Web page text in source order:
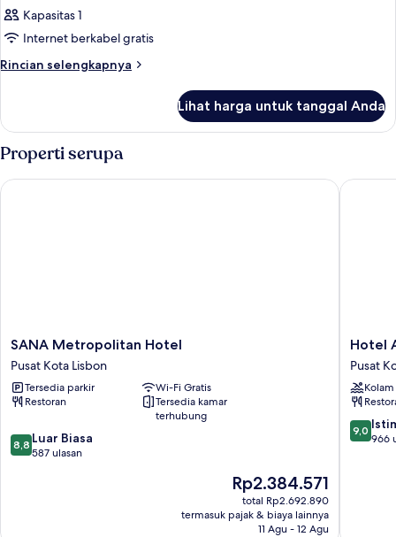
Kapasitas 1
Internet berkabel gratis
Rincian selengkapnya
Rincian
Kamar
Lihat harga untuk tanggal Anda
Properti serupa
SANA
Metropolitan
Hotel
Pusat
Kota
SANA Metropolitan Hotel
Pusat Kota Lisbon
Tersedia parkir
Wi-Fi Gratis
Restoran
Tersedia kamar
terhubung
8.8
dari
8,8 Luar Biasa
587 ulasan
Harga
sekarang
Rp2.384.571
Rp2.384.571
total Rp2.692.890
termasuk pajak & biaya lainnya
11 Agu - 12 Agu
SANA Metropolitan Hotel
Hotel
Acta
Moa
Pusat
Kota
Lisbon
Hotel
Pusat
9.0
dari
9,0
966
Hotel